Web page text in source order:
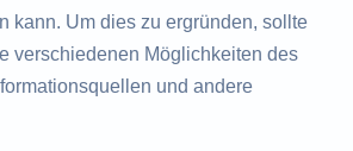
kann. Um dies zu ergründen, sollte
verschiedenen Möglichkeiten des
und andere